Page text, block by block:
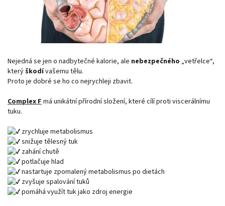
Nejedná se jen o nadbytečné kalorie, ale nebezpečného „vetřelce“,
kterýškodívašemu tělu.
Proto je dobré se ho co nejrychleji zbavit.
Complex Fmá unikátní přírodní složení, které cílí proti viscerálnímu
tuku.
zrychluje metabolismus
snižuje tělesný tuk
zahání chutě
potlačuje hlad
nastartuje zpomalený metabolismus po dietách
zvyšuje spalování tuků
pomáhá využít tuk jako zdroj energie